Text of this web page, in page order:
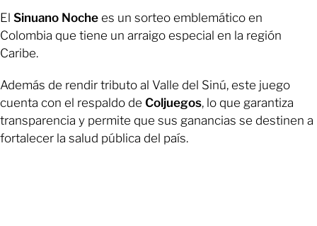
El Sinuano Noche es un sorteo emblemático en
Colombia que tiene un arraigo especial en la región
Caribe.
Además de rendir tributo al Valle del Sinú, este juego
cuenta con el respaldo de Coljuegos, lo que garantiza
transparencia y permite que sus ganancias se destinen a
fortalecer la salud pública del país.